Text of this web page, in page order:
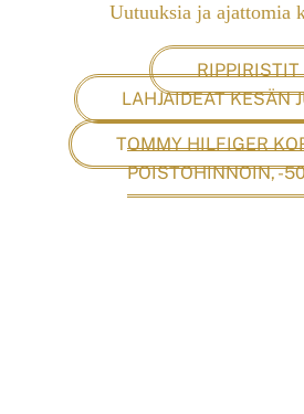
Uutuuksia ja ajattomia
RIPPIRISTIT
LAHJAIDEAT KESÄN
TOMMY HILFIGER
POISTOHINNOIN, -